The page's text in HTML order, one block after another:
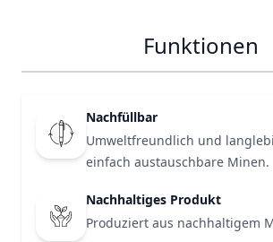
Funktionen
Nachfüllbar
Umweltfreundlich und
einfach austauschbare Minen.
Nachhaltiges Produkt
Produziert aus nachhaltigem